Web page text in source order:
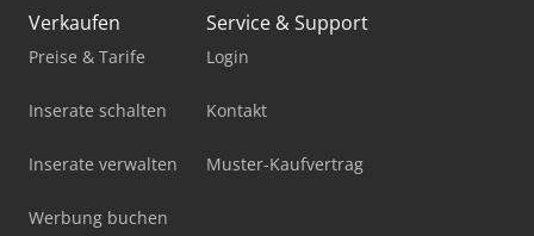
Verkaufen
Preise & Tarife
Inserate schalten
Inserate verwalten
Werbung buchen
Service & Support
Login
Kontakt
Muster-Kaufvertrag